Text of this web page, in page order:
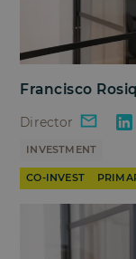
Francisco
Director
INVESTMENT
CO-INVEST